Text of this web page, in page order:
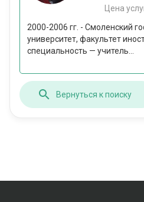
Цена
2000-2006 гг. - Смоленский
университет, факультет
специальность — учитель...
Вернуться к поиску